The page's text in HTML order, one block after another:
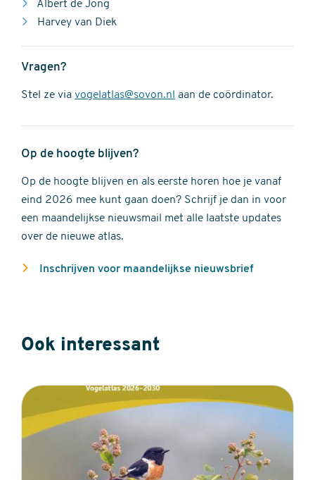
Albert de Jong
Harvey van Diek
Vragen?
Stel ze via vogelatlas@sovon.nl aan de coördinator.
Op de hoogte blijven?
Op de hoogte blijven en als eerste horen hoe je vanaf
eind 2026 mee kunt gaan doen? Schrijf je dan in voor
een maandelijkse nieuwsmail met alle laatste updates
over de nieuwe atlas.
Inschrijven voor maandelijkse nieuwsbrief
Ook interessant